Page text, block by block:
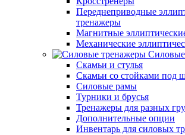
Переднеприводные
тренажеры
Магнитные
Механические
Скамьи и стулья
Скамьи со стойками под
Силовые рамы
Турники и брусья
Тренажеры для разных
Дополнительные опции
Инвентарь для силовых